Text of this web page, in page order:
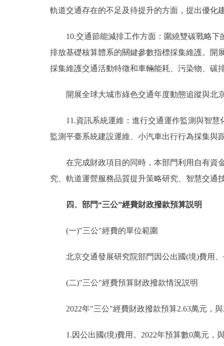
軌道交通存在的不足及待提升的方面，提出優化
10.交通節能減排工作方面：圍繞雙碳戰略下
排放基礎核算體系的關鍵參數指標採集維護。開
採集維護交通活動特徵和車輛能耗、污染物、碳
開展全球大城市綠色交通年度動態追蹤與北京
11.資訊系統運維：進行交通運作監測與智慧
監測平臺系統建設運維、小汽車出行行為採集與
在完成財政項目的同時，本部門利用自有資金
究、軌道運營服務品質提升策略研究、智慧交通
四、部門“三公”經費財政撥款預算説明
(一)"三公"經費的單位範圍
北京交通發展研究院部門因公出國(境)費用、
(二)"三公"經費預算財政撥款情況説明
2022年"三公"經費財政撥款預算2.63萬元，與
1.因公出國(境)費用。2022年預算數0萬元，